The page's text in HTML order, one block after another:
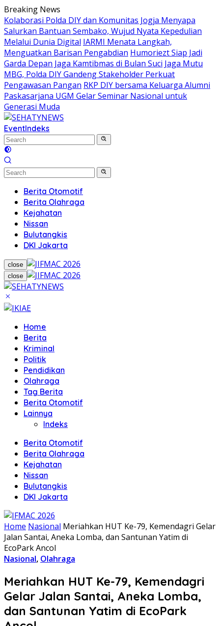
Skip
to
content
Breaking News
Kolaborasi Polda DIY dan Komunitas Jogja Menyapa
Salurkan Bantuan Sembako, Wujud Nyata Kepedulian
Melalui Dunia Digital IARMI Menata Langkah,
Menguatkan Barisan Pengabdian Humoriezt Siap Jadi
Garda Depan Jaga Kamtibmas di Bulan Suci Jaga Mutu
MBG, Polda DIY Gandeng Stakeholder Perkuat
Pengawasan Pangan RKP DIY bersama Keluarga Alumni
Paskasarjana UGM Gelar Seminar Nasional untuk
Generasi Muda
EventIndeks
Berita Otomotif
Berita Olahraga
Kejahatan
Nissan
Bulutangkis
DKI Jakarta
close
close
Home
Berita
Kriminal
Politik
Pendidikan
Olahraga
Tag Berita
Berita Otomotif
Lainnya
Indeks
Berita Otomotif
Berita Olahraga
Kejahatan
Nissan
Bulutangkis
DKI Jakarta
Home Nasional Meriahkan HUT Ke-79, Kemendagri Gelar
Jalan Santai, Aneka Lomba, dan Santunan Yatim di
EcoPark Ancol
Nasional, Olahraga
Meriahkan HUT Ke-79, Kemendagri
Gelar Jalan Santai, Aneka Lomba,
dan Santunan Yatim di EcoPark